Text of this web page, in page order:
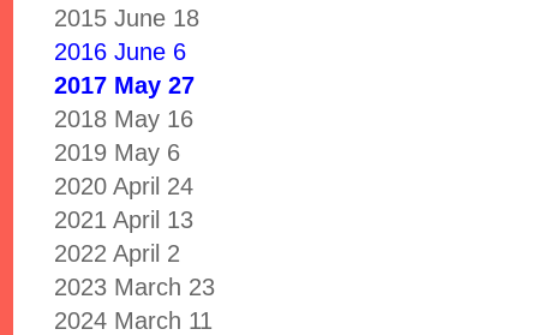
2015 June 18
2016 June 6
2017 May 27
2018 May 16
2019 May 6
2020 April 24
2021 April 13
2022 April 2
2023 March 23
2024 March 11